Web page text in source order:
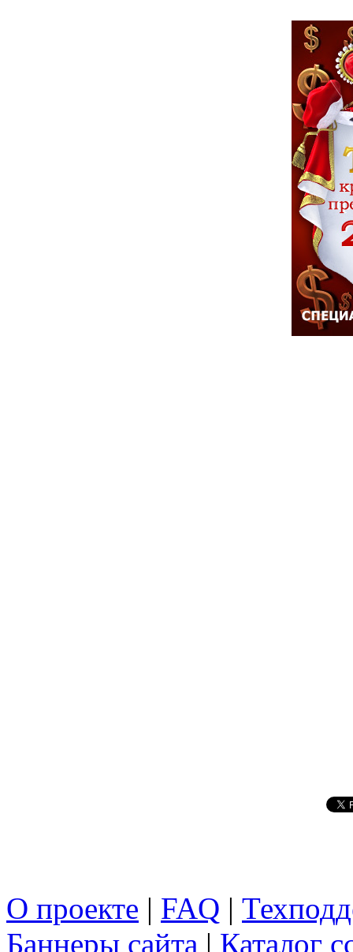
О проекте | FAQ |
Баннеры сайта | Каталог